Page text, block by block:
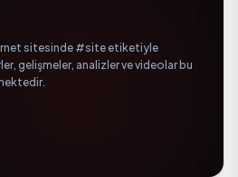
sitesinde #site etiketiyle
gelişmeler, analizler ve videolar bu